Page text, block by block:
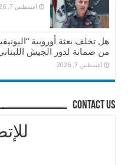
أغسطس 7, 2026
هل تخلف بعثة أوروبية
من ضمانة لدور الجيش
أغسطس 7, 2026
contact us